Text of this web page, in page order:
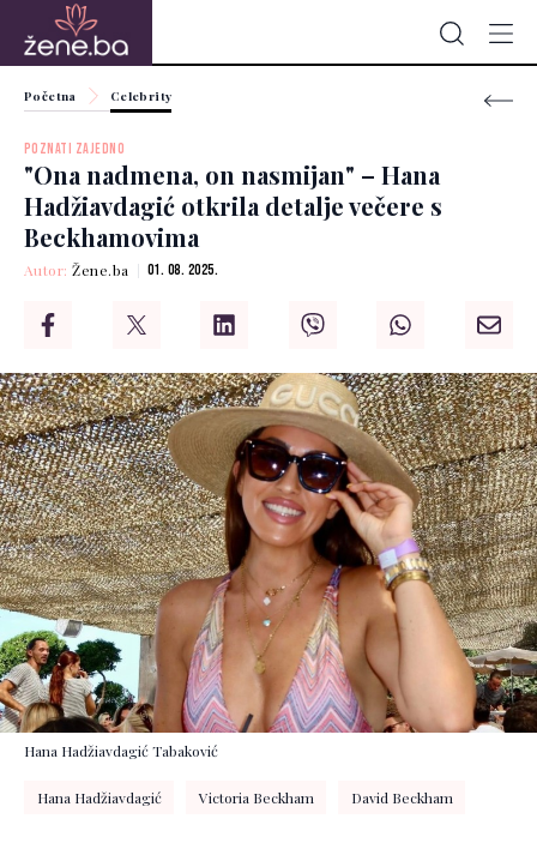
Početna Celebrity
POZNATI ZAJEDNO
"Ona nadmena, on nasmijan" – Hana
Hadžiavdagić otkrila detalje večere s
Beckhamovima
Autor:Žene.ba 01. 08. 2025.
Hana Hadžiavdagić Tabaković
Hana Hadžiavdagić Victoria Beckham David Beckham